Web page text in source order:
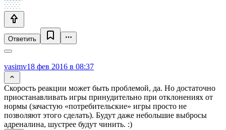
Ответить
vasimv18 фев 2016 в 08:37
Скорость реакции может быть проблемой, да. Но достаточно
приостанавливать игры принудительно при отклонениях от
нормы (зачастую «потребительские» игры просто не
позволяют этого сделать). Будут даже небольшие выбросы
адреналина, шустрее будут чинить. :)